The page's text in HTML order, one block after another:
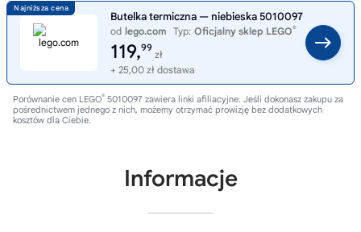
Butelka termiczna — niebieska 5010097
od lego.com Typ: Oficjalny sklep LEGO®
119,99
zł
+ 25,00 zł dostawa
Porównanie cen LEGO® 5010097 zawiera linki afiliacyjne. Jeśli dokonasz zakupu za
pośrednictwem jednego z nich, możemy otrzymać prowizję bez dodatkowych
kosztów dla Ciebie.
Informacje